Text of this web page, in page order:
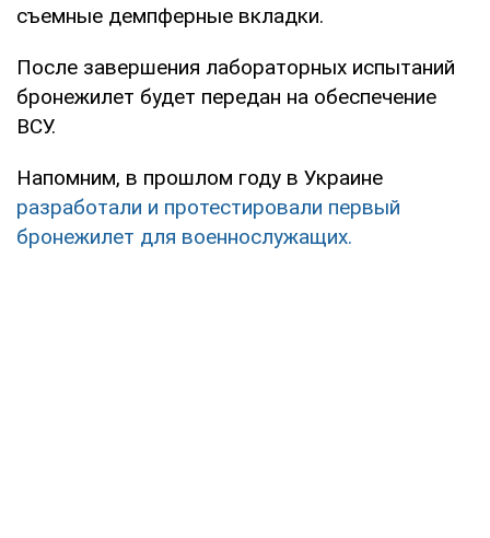
съемные демпферные вкладки.
После завершения лабораторных испытаний
бронежилет будет передан на обеспечение
ВСУ.
Напомним, в прошлом году в Украине
разработали и протестировали первый
бронежилет для военнослужащих.